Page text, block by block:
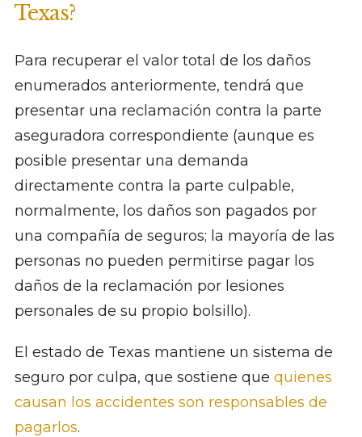
Texas?
Para recuperar el valor total de los daños
enumerados anteriormente, tendrá que
presentar una reclamación contra la parte
aseguradora correspondiente (aunque es
posible presentar una demanda
directamente contra la parte culpable,
normalmente, los daños son pagados por
una compañía de seguros; la mayoría de las
personas no pueden permitirse pagar los
daños de la reclamación por lesiones
personales de su propio bolsillo).
El estado de Texas mantiene un sistema de
seguro por culpa, que sostiene que quienes
causan los accidentes son responsables de
pagarlos.